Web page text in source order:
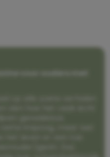
voor ouders met